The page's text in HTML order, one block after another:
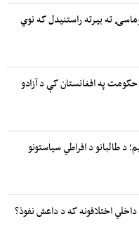
ته بیرته راستنیدل که نوي
په افغانستان کې د آزادو
د طالبانو د افراطي سیاستونو
داخلي اختلافونه که د داعش نفوذ؟